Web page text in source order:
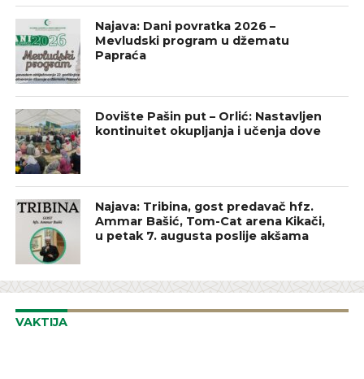
Najava: Dani povratka 2026 –
Mevludski program u džematu
Papraća
Dovište Pašin put – Orlić: Nastavljen
kontinuitet okupljanja i učenja dove
Najava: Tribina, gost predavač hfz.
Ammar Bašić, Tom-Cat arena Kikači,
u petak 7. augusta poslije akšama
VAKTIJA